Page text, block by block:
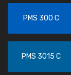
PMS 300 C
PMS 3015 C